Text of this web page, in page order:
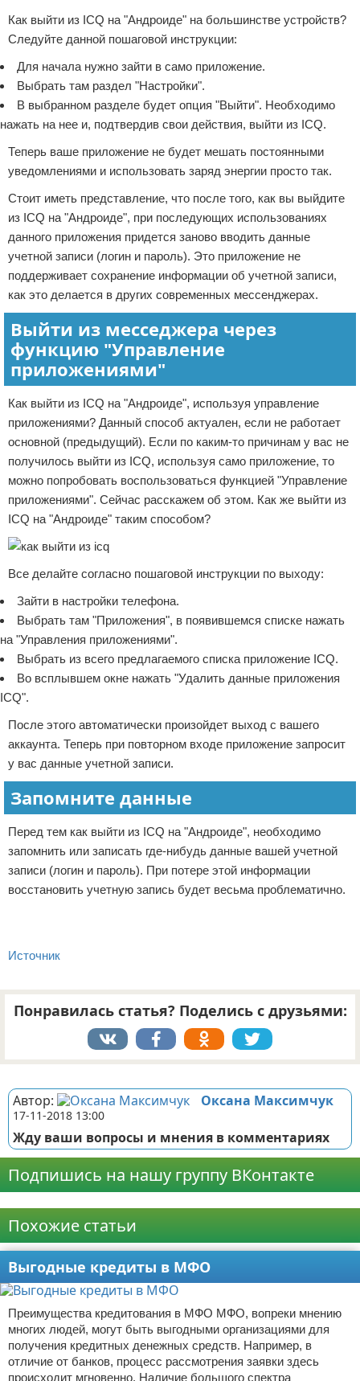
Как выйти из ICQ на "Андроиде" на большинстве устройств?
Следуйте данной пошаговой инструкции:
Для начала нужно зайти в само приложение.
Выбрать там раздел "Настройки".
В выбранном разделе будет опция "Выйти". Необходимо
нажать на нее и, подтвердив свои действия, выйти из ICQ.
Теперь ваше приложение не будет мешать постоянными
уведомлениями и использовать заряд энергии просто так.
Стоит иметь представление, что после того, как вы выйдите
из ICQ на "Андроиде", при последующих использованиях
данного приложения придется заново вводить данные
учетной записи (логин и пароль). Это приложение не
поддерживает сохранение информации об учетной записи,
как это делается в других современных мессенджерах.
Выйти из месседжера через
функцию "Управление
приложениями"
Как выйти из ICQ на "Андроиде", используя управление
приложениями? Данный способ актуален, если не работает
основной (предыдущий). Если по каким-то причинам у вас не
получилось выйти из ICQ, используя само приложение, то
можно попробовать воспользоваться функцией "Управление
приложениями". Сейчас расскажем об этом. Как же выйти из
ICQ на "Андроиде" таким способом?
Все делайте согласно пошаговой инструкции по выходу:
Зайти в настройки телефона.
Выбрать там "Приложения", в появившемся списке нажать
на "Управления приложениями".
Выбрать из всего предлагаемого списка приложение ICQ.
Во всплывшем окне нажать "Удалить данные приложения
ICQ".
После этого автоматически произойдет выход с вашего
аккаунта. Теперь при повторном входе приложение запросит
у вас данные учетной записи.
Запомните данные
Перед тем как выйти из ICQ на "Андроиде", необходимо
запомнить или записать где-нибудь данные вашей учетной
записи (логин и пароль). При потере этой информации
восстановить учетную запись будет весьма проблематично.
Источник
Понравилась статья? Поделись с друзьями:
Автор: Оксана Максимчук
17-11-2018 13:00
Жду ваши вопросы и мнения в комментариях
Подпишись на нашу группу ВКонтакте
Похожие статьи
Выгодные кредиты в МФО
Преимущества кредитования в МФО МФО, вопреки мнению
многих людей, могут быть выгодными организациями для
получения кредитных денежных средств. Например, в
отличие от банков, процесс рассмотрения заявки здесь
происходит мгновенно. Наличие большого спектра